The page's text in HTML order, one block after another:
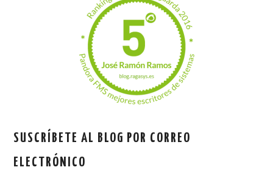
SUSCRÍBETE AL BLOG POR CORREO
ELECTRÓNICO